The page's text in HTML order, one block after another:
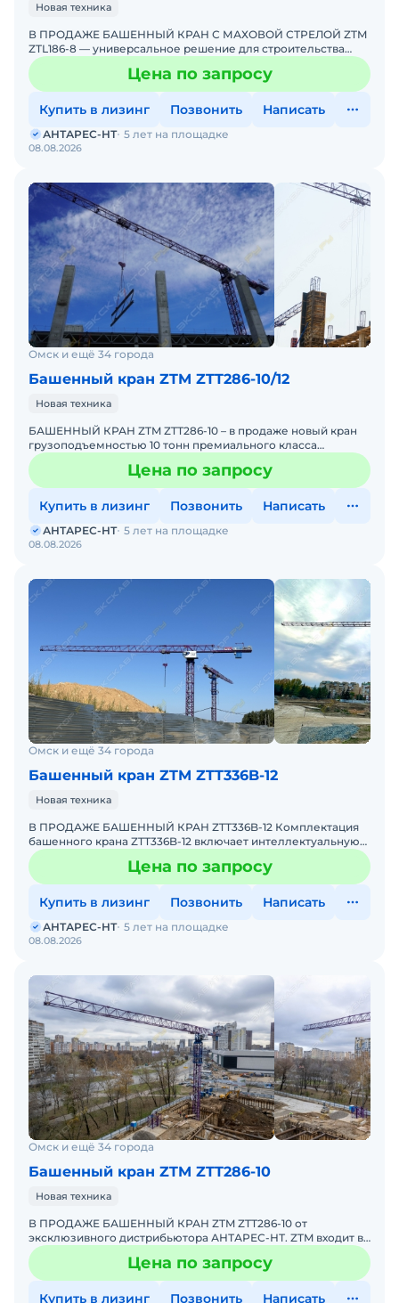
Новая техника
В ПРОДАЖЕ БАШЕННЫЙ КРАН С МАХОВОЙ СТРЕЛОЙ ZTM
ZTL186-8 — универсальное решение для строительства
объектов, требующих работы в стесненных условиях или
возможност
Цена по запросу
Купить в лизинг Позвонить Написать
08.08.2026
АНТАРЕС-НТ 5 лет на площадке
Омск и ещё 34 города
Башенный кран ZTM ZTT286-10/12
Новая техника
БАШЕННЫЙ КРАН ZTM ZTT286-10 – в продаже новый кран
грузоподъемностью 10 тонн премиального класса
надежности из наличия в России с полным пакетом
сервисных услуг
Цена по запросу
Купить в лизинг Позвонить Написать
08.08.2026
АНТАРЕС-НТ 5 лет на площадке
Омск и ещё 34 города
Башенный кран ZTM ZTT336B-12
Новая техника
В ПРОДАЖЕ БАШЕННЫЙ КРАН ZTT336B-12 Комплектация
башенного крана ZTT336B-12 включает интеллектуальную
систему безопасности, координатную защиту, систему
удалённ
Цена по запросу
Купить в лизинг Позвонить Написать
08.08.2026
АНТАРЕС-НТ 5 лет на площадке
Омск и ещё 34 города
Башенный кран ZTM ZTT286-10
Новая техника
В ПРОДАЖЕ БАШЕННЫЙ КРАН ZTM ZTT286-10 от
эксклюзивного дистрибьютора АНТАРЕС-НТ. ZTM входит в
ТОП-10 мировых производителей башенных кранов.
Комплектация кранаЦена по запросу
Купить в лизинг Позвонить Написать